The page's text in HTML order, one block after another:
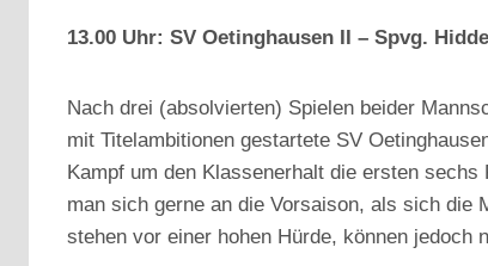
13.00 Uhr: SV Oetinghausen II – Spvg.
Nach drei (absolvierten) Spielen beider
mit Titelambitionen gestartete SV
Kampf um den Klassenerhalt die ersten
man sich gerne an die Vorsaison, als sich die
stehen vor einer hohen Hürde, können jedoch